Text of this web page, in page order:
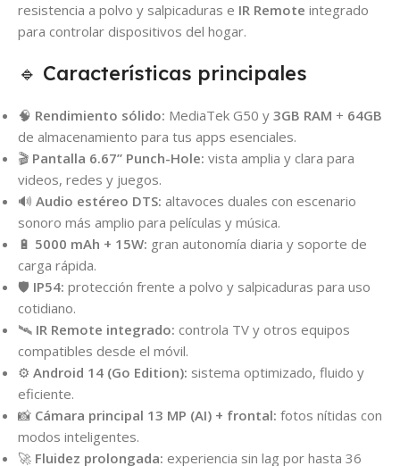
resistencia a polvo y salpicaduras e IR Remote integrado
para controlar dispositivos del hogar.
🔹 Características principales
🧠 Rendimiento sólido: MediaTek G50 y 3GB RAM + 64GB
de almacenamiento para tus apps esenciales.
🎬 Pantalla 6.67” Punch-Hole: vista amplia y clara para
videos, redes y juegos.
🔊 Audio estéreo DTS: altavoces duales con escenario
sonoro más amplio para películas y música.
🔋 5000 mAh + 15W: gran autonomía diaria y soporte de
carga rápida.
🛡️ IP54: protección frente a polvo y salpicaduras para uso
cotidiano.
🛰️ IR Remote integrado: controla TV y otros equipos
compatibles desde el móvil.
⚙️ Android 14 (Go Edition): sistema optimizado, fluido y
eficiente.
📸 Cámara principal 13 MP (AI) + frontal: fotos nítidas con
modos inteligentes.
🚀 Fluidez prolongada: experiencia sin lag por hasta 36